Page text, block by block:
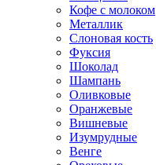
Кофе с молоком
Металлик
Слоновая кость
Фуксия
Шоколад
Шампань
Оливковые
Оранжевые
Вишневые
Изумрудные
Венге